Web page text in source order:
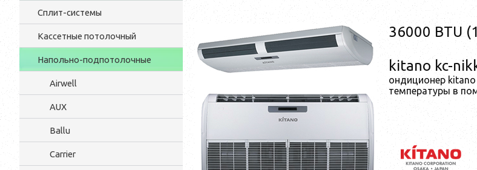
Сплит-системы
Кассетные потолочный
Напольно-подпотолочные
Airwell
AUX
Ballu
Carrier
36000 BTU
kitano kc-
ондиционер
температуры в